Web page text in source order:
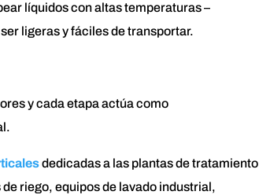
líquidos con altas temperaturas –
ligeras y fáciles de transportar.
y cada etapa actúa como
dedicadas a las plantas de tratamiento
riego, equipos de lavado industrial,